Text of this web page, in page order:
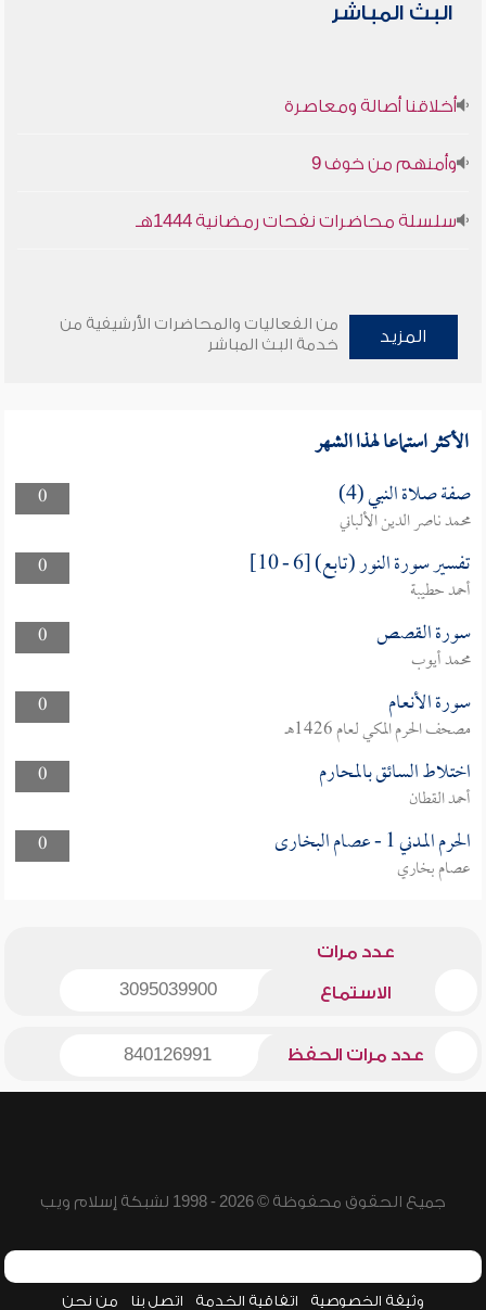
البث المباشر
أخلاقنا أصالة ومعاصرة
وأمنهم من خوف 9
سلسلة محاضرات نفحات رمضانية 1444هـ
المزيد
من الفعاليات والمحاضرات الأرشيفية من
خدمة البث المباشر
الأكثر استماعا لهذا الشهر
0 صفة صلاة النبي (4)
محمد ناصر الدين الألباني
0
تفسير سورة النور (تابع) [6 - 10]
أحمد حطيبة
0
سورة القصص
محمد أيوب
0
سورة الأنعام
مصحف الحرم المكي لعام 1426هـ
0
اختلاط السائق بالمحارم
أحمد القطان
0
الحرم المدني 1 - عصام البخارى
عصام بخاري
عدد مرات
الاستماع 3095039900
عدد مرات الحفظ 840126991
جميع الحقوق محفوظة © 2026 - 1998 لشبكة إسلام ويب
وثيقة الخصوصية اتفاقية الخدمة اتصل بنا من نحن